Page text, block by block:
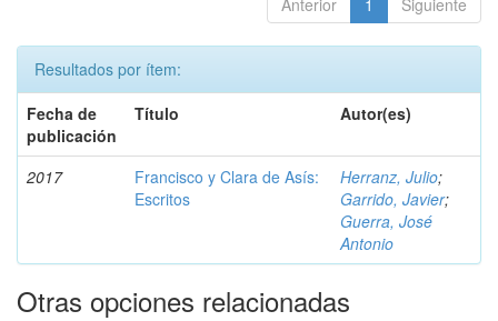
Anterior 1 Siguiente
Resultados por ítem:
Fecha de
publicación
Título Autor(es)
2017
Francisco y Clara de Asís:
Escritos
Herranz, Julio;
Garrido, Javier;
Guerra, José
Antonio
Otras opciones relacionadas